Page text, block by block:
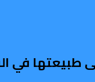
طبيعتها في